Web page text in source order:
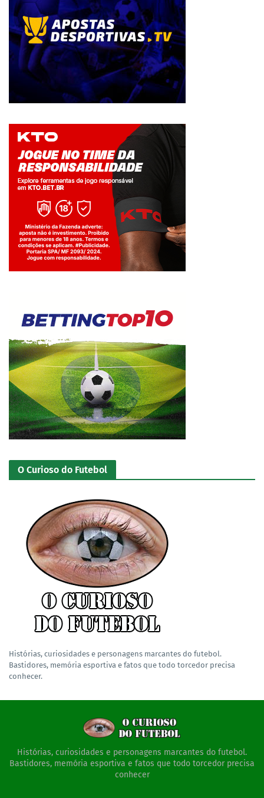
Jogue com responsabilidade. 18+
O Curioso do Futebol
Histórias, curiosidades e personagens marcantes do futebol.
Bastidores, memória esportiva e fatos que todo torcedor precisa
conhecer.
Histórias, curiosidades e personagens marcantes do futebol.
Bastidores, memória esportiva e fatos que todo torcedor precisa
conhecer